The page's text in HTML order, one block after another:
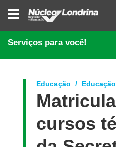
NÚCLEO
REGIONAL
EDUCAÇÃO
DE
LONDRINA
Serviços para você!
Educação
cursos